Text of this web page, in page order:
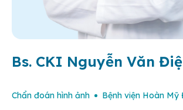
Bs. CKI Nguyễn Văn
Chẩn đoán hình ảnh Bệnh viện Hoàn